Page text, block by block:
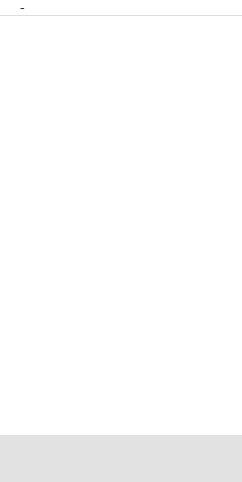
-